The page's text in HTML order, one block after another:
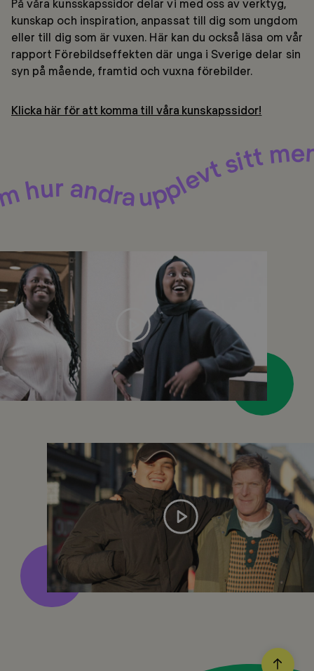
På våra kunsskapssidor delar vi med oss av verktyg,
kunskap och inspiration, anpassat till dig som ungdom
eller till dig som är vuxen. Här kan du också läsa om vår
rapport Förebildseffekten där unga i Sverige delar sin
syn på mående, framtid och vuxna förebilder.
Klicka här för att komma till våra kunskapssidor!
om hur andra upplevt sitt mentorskap
Spela
videon
Spela
videon
BACK